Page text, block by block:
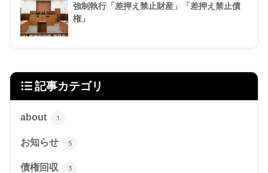
強制執行「差押え禁止財産」「差押え禁止債
権」
記事カテゴリ
about 1
お知らせ 5
債権回収 3